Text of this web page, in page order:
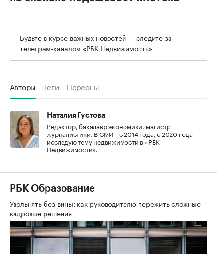
Будьте в курсе важных новостей — следите за
телеграм-каналом «РБК Недвижимость»
Авторы Теги Персоны
Наталия Густова
Редактор, бакалавр экономики, магистр
журналистики. В СМИ - с 2014 года, с 2020 года
исследую тему недвижимости в «РБК-
Недвижимости».
РБК Образование
Увольнять без вины: как руководителю пережить сложные
кадровые решения